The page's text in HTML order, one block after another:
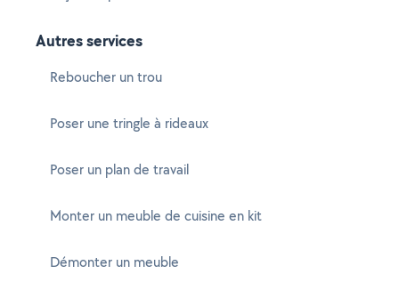
Autres services
Reboucher un trou
Poser une tringle à rideaux
Poser un plan de travail
Monter un meuble de cuisine en kit
Démonter un meuble